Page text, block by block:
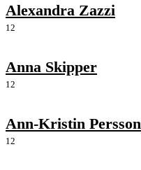
Alexandra Zazzi
12
Anna Skipper
12
Ann-Kristin Persson
12